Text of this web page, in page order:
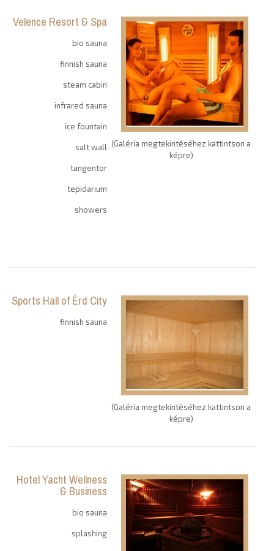
Velence Resort & Spa
bio sauna
finnish sauna
steam cabin
infrared sauna
ice fountain
salt wall
tangentor
tepidarium
showers
(Galéria megtekintéséhez kattintson a
képre)
Sports Hall of Érd City
finnish sauna
(Galéria megtekintéséhez kattintson a
képre)
Hotel Yacht Wellness
& Business
bio sauna
splashing